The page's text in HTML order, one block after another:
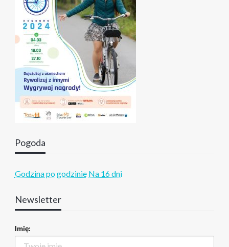
Pogoda
Godzina po godzinie Na 16 dni
Newsletter
Imię: